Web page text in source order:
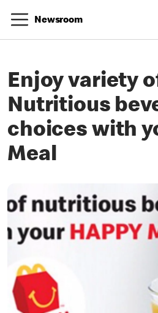
Newsroom
Enjoy variety
Nutritious
choices with
Meal